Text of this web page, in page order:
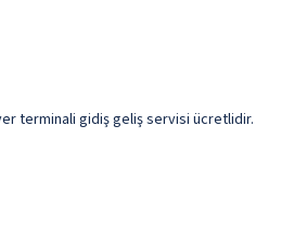
terminali gidiş geliş servisi ücretlidir.